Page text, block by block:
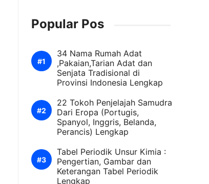
Popular Pos
34 Nama Rumah Adat
,Pakaian,Tarian Adat dan
Senjata Tradisional di
Provinsi Indonesia Lengkap
22 Tokoh Penjelajah Samudra
Dari Eropa (Portugis,
Spanyol, Inggris, Belanda,
Perancis) Lengkap
Tabel Periodik Unsur Kimia :
Pengertian, Gambar dan
Keterangan Tabel Periodik
Lengkap